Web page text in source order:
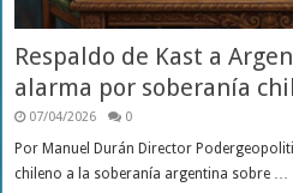
Respaldo de Kast a
alarma por soberanía
07/04/2026 0
Por Manuel Durán Director
chileno a la soberanía argentina sobre …